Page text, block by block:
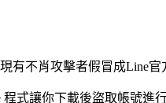
有不肖攻擊者假冒成Line